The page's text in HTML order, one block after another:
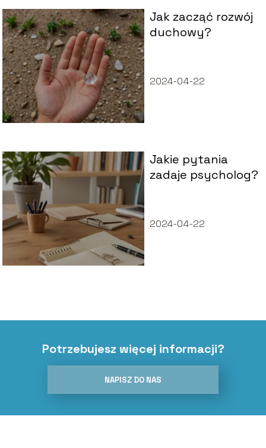
Jak zacząć rozwój
duchowy?
2024-04-22
Jakie pytania
zadaje psycholog?
2024-04-22
Potrzebujesz więcej informacji?
NAPISZ DO NAS